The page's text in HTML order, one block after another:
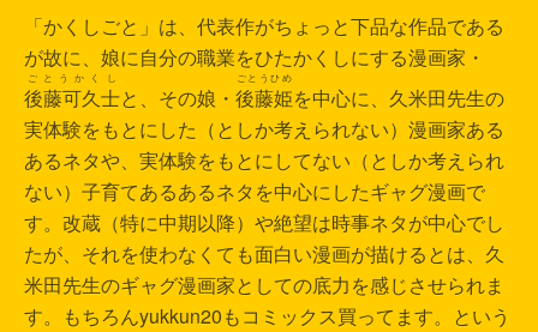
「かくしごと」は、代表作がちょっと下品な作品である
が故に、娘に自分の職業をひたかくしにする漫画家・
後藤可久士
ごとうかくし
と、その娘・ 後藤姫
ごとうひめ
を中心に、久米田先生の
実体験をもとにした（としか考えられない）漫画家ある
あるネタや、実体験をもとにしてない（としか考えられ
ない）子育てあるあるネタを中心にしたギャグ漫画で
す。改蔵（特に中期以降）や絶望は時事ネタが中心でし
たが、それを使わなくても面白い漫画が描けるとは、久
米田先生のギャグ漫画家としての底力を感じさせられま
す。もちろんyukkun20もコミックス買ってます。という